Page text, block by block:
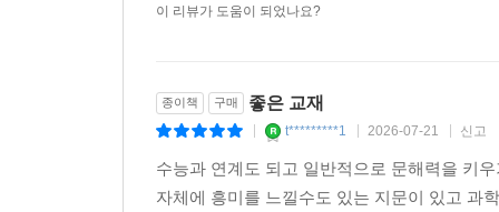
이 리뷰가 도움이 되었나요?
종이책 구매 좋은 교재
t*********1 2026-07-21 신고
수능과 연계도 되고 일반적으로 문해력을 키
자체에 흥미를 느낄수도 있는 지문이 있고 과